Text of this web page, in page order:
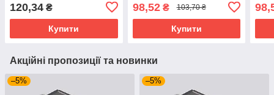
120,34 ₴
Купити
98,52₴ 103,70 ₴
Купити
Акційні пропозиції та новинки
–5% –5%